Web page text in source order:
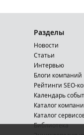
Разделы
Новости
Статьи
Интервью
Блоги компаний
Рейтинги SEO-
Календарь
Каталог
Каталог
Библиотека